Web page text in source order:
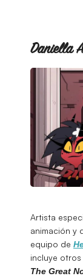
Daniella
Artista
animación y
equipo de
incluye
The Great